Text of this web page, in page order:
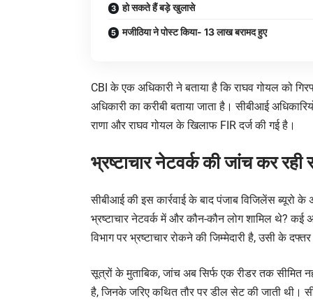
हो सकते हैं बड़े खुलासे
मजीठिया ने पोस्ट किया- 13 लाख बरामद हुए
CBI के एक अधिकारी ने बताया है कि राघव गोयल को
अधिकारी का करीबी बताया जाता है। सीबीआई
राणा और राघव गोयल के खिलाफ FIR दर्ज की गई है।
भ्रष्टाचार नेटवर्क की जांच कर रही
सीबीआई की इस कार्रवाई के बाद पंजाब विजिलेंस
भ्रष्टाचार नेटवर्क में और कौन-कौन लोग शामिल थे? कई
विभाग पर भ्रष्टाचार रोकने की जिम्मेदारी है, उसी के
सूत्रों के मुताबिक, जांच अब सिर्फ एक रीडर तक सीमित
है, जिनके जरिए कथित तौर पर डील सेट की जाती थी।